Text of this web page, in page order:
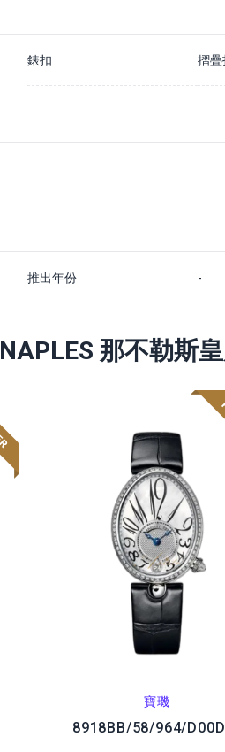
錶扣 摺疊
推出年份 -
那不勒斯
寶璣
8918BB/58/964/